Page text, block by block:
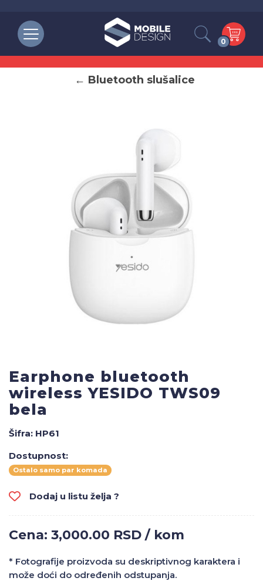
0
← Bluetooth slušalice
Earphone bluetooth
wireless YESIDO TWS09
bela
Šifra: HP61
Dostupnost:
Ostalo samo par komada
Dodaj u listu želja ?
Cena: 3,000.00 RSD / kom
* Fotografije proizvoda su deskriptivnog karaktera i
može doći do određenih odstupanja.